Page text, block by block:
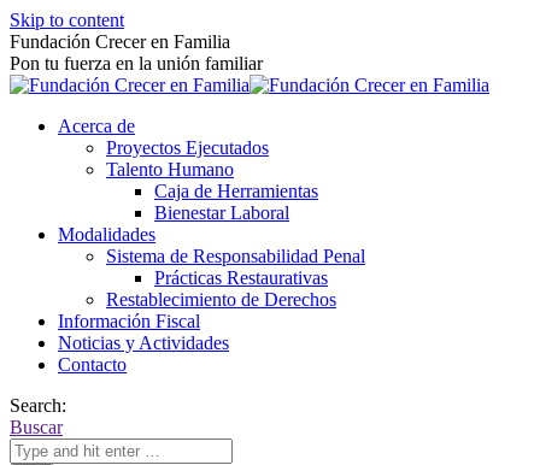
Skip to content
Fundación Crecer en Familia
Pon tu fuerza en la unión familiar
Acerca de
Proyectos Ejecutados
Talento Humano
Caja de Herramientas
Bienestar Laboral
Modalidades
Sistema de Responsabilidad Penal
Prácticas Restaurativas
Restablecimiento de Derechos
Información Fiscal
Noticias y Actividades
Contacto
Search:
Buscar